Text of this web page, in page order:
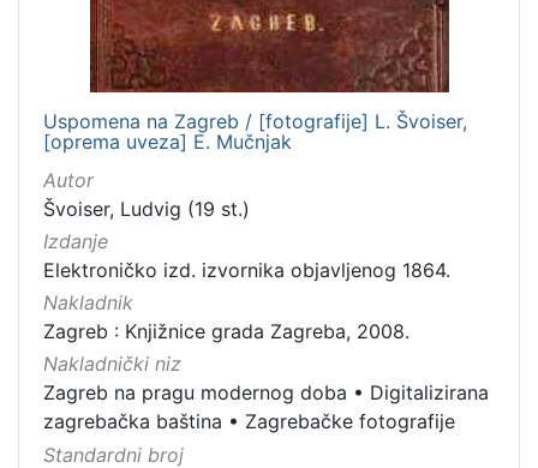
Uspomena na Zagreb / [fotografije] L. Švoiser,
[oprema uveza] E. Mučnjak
Autor
Švoiser, Ludvig (19 st.)
Izdanje
Elektroničko izd. izvornika objavljenog 1864.
Nakladnik
Zagreb : Knjižnice grada Zagreba, 2008.
Nakladnički niz
Zagreb na pragu modernog doba • Digitalizirana
zagrebačka baština • Zagrebačke fotografije
Standardni broj